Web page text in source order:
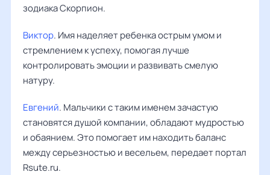
зодиака Скорпион.
Виктор. Имя наделяет ребенка острым умом и
стремлением к успеху, помогая лучше
контролировать эмоции и развивать смелую
натуру.
Евгений. Мальчики с таким именем зачастую
становятся душой компании, обладают мудростью
и обаянием. Это помогает им находить баланс
между серьезностью и весельем, передает портал
Rsute.ru.